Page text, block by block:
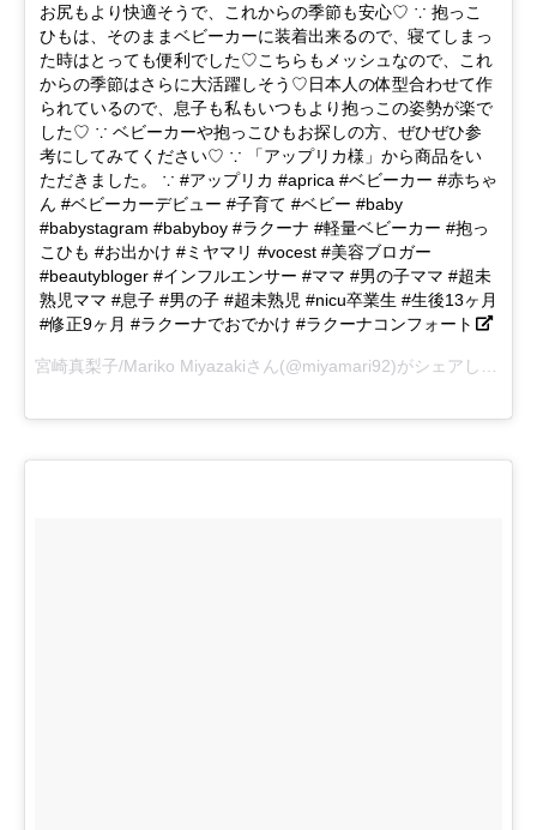
お尻もより快適そうで、これからの季節も安心♡ ∵ 抱っこ
ひもは、そのままベビーカーに装着出来るので、寝てしまっ
た時はとっても便利でした♡こちらもメッシュなので、これ
からの季節はさらに大活躍しそう♡日本人の体型合わせて作
られているので、息子も私もいつもより抱っこの姿勢が楽で
した♡ ∵ ベビーカーや抱っこひもお探しの方、ぜひぜひ参
考にしてみてください♡ ∵ 「アップリカ様」から商品をい
ただきました。 ∵ #アップリカ #aprica #ベビーカー #赤ちゃ
ん #ベビーカーデビュー #子育て #ベビー #baby
#babystagram #babyboy #ラクーナ #軽量ベビーカー #抱っ
こひも #お出かけ #ミヤマリ #vocest #美容ブロガー
#beautybloger #インフルエンサー #ママ #男の子ママ #超未
熟児ママ #息子 #男の子 #超未熟児 #nicu卒業生 #生後13ヶ月
#修正9ヶ月 #ラクーナでおでかけ #ラクーナコンフォート
宮崎真梨子/Mariko Miyazakiさん(@miyamari92)がシェアした投稿 –